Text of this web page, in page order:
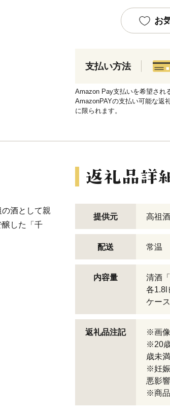
お
支払い方法
Amazon Pay支払いを希望され
AmazonPAYの支払い可能な返
に限られます。
酒として親
醸した「千
提供元 高祖
配送 常温
内容量
清酒
各
ケー
返礼品注記
※画像
※20
歳未
※妊娠
悪影
※商